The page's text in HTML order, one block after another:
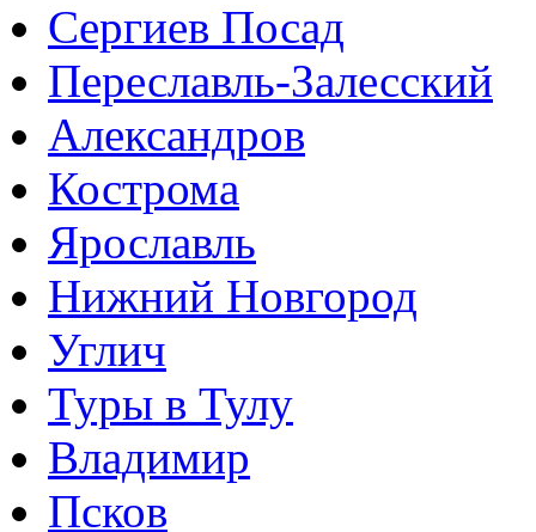
Сергиев Посад
Переславль-Залесский
Александров
Кострома
Ярославль
Нижний Новгород
Углич
Туры в Тулу
Владимир
Псков